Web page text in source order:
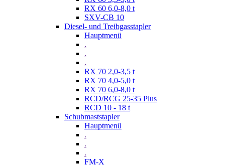
RX 60 6,0-8,0 t
SXV-CB 10
Diesel- und Treibgasstapler
Hauptmenü
.
.
.
RX 70 2,0-3,5 t
RX 70 4,0-5,0 t
RX 70 6,0-8,0 t
RCD/RCG 25-35 Plus
RCD 10 - 18 t
Schubmaststapler
Hauptmenü
.
.
.
FM-X